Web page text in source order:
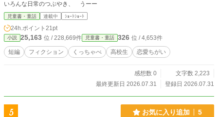
いろんな日常のつぶやき、 うーー
児童書・童話 連載中 ｼｮｰﾄｼｮｰﾄ
24h.ポイント 21pt
小説 25,163 位 / 228,669件 児童書・童話 326 位 / 4,653件
短編 フィクション くっちゃべ 高校生 恋愛ちがい
感想数 0
文字数 2,223
最終更新日 2026.07.31
登録日 2026.07.31
5 お気に入り追加 5